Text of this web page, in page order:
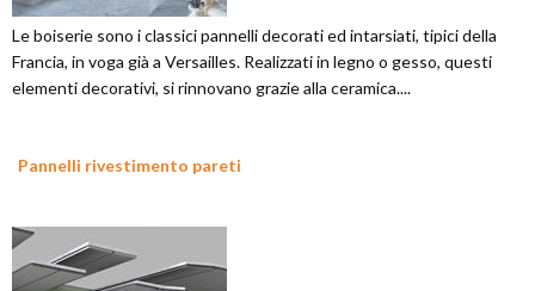
Le boiserie sono i classici pannelli decorati ed intarsiati, tipici della
Francia, in voga già a Versailles. Realizzati in legno o gesso, questi
elementi decorativi, si rinnovano grazie alla ceramica....
Pannelli rivestimento pareti